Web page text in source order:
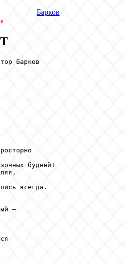
Барков
Барков
будней!
всегда.
–